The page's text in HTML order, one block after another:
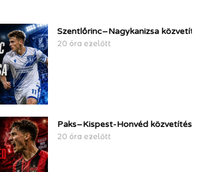
Szentlőrinc–Nagykanizsa
20 óra ezelőtt
Paks–Kispest-Honvéd közvetítés,
20 óra ezelőtt